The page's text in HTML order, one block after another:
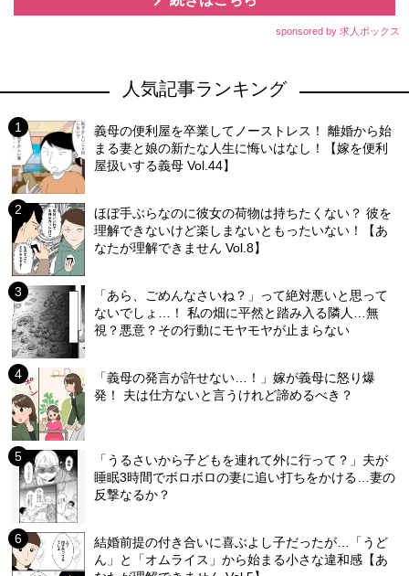
sponsored by 求人ボックス
人気記事ランキング
義母の便利屋を卒業してノーストレス！ 離婚から始
まる妻と娘の新たな人生に悔いはなし！【嫁を便利
屋扱いする義母 Vol.44】
ほぼ手ぶらなのに彼女の荷物は持ちたくない？ 彼を
理解できないけど楽しまないともったいない！【あ
なたが理解できません Vol.8】
「あら、ごめんなさいね？」って絶対悪いと思って
ないでしょ…！ 私の畑に平然と踏み入る隣人…無
視？悪意？その行動にモヤモヤが止まらない
「義母の発言が許せない…！」嫁が義母に怒り爆
発！ 夫は仕方ないと言うけれど諦めるべき？
「うるさいから子どもを連れて外に行って？」夫が
睡眠3時間でボロボロの妻に追い打ちをかける…妻の
反撃なるか？
結婚前提の付き合いに喜ぶよし子だったが…「うど
ん」と「オムライス」から始まる小さな違和感【あ